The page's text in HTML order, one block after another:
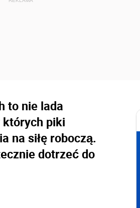
to nie lada
których piki
na siłę roboczą.
dotrzeć do